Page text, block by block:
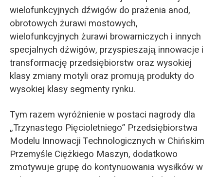
wielofunkcyjnych dźwigów do prażenia anod,
obrotowych żurawi mostowych,
wielofunkcyjnych żurawi browarniczych i innych
specjalnych dźwigów, przyspieszają innowacje i
transformację przedsiębiorstw oraz wysokiej
klasy zmiany motyli oraz promują produkty do
wysokiej klasy segmenty rynku.
Tym razem wyróżnienie w postaci nagrody dla
„Trzynastego Pięcioletniego” Przedsiębiorstwa
Modelu Innowacji Technologicznych w Chińskim
Przemyśle Ciężkiego Maszyn, dodatkowo
zmotywuje grupę do kontynuowania wysiłków w